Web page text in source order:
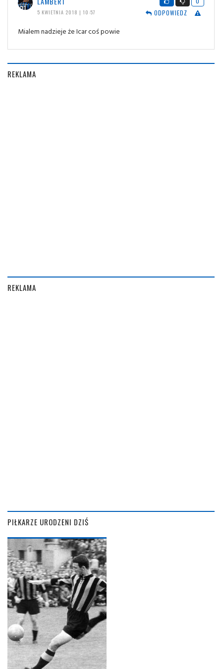
5 KWIETNIA 2018 | 10:57
ODPOWIEDZ
Mialem nadzieje że Icar coś powie
REKLAMA
REKLAMA
PIŁKARZE URODZENI DZIŚ